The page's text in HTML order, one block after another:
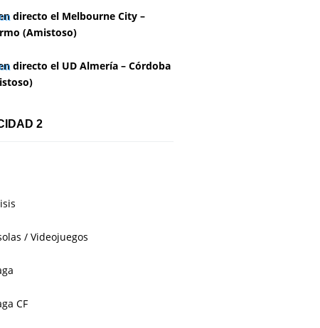
directo el Melbourne City –
(Amistoso)
directo el UD Almería – Córdoba
2
/ Videojuegos
CF